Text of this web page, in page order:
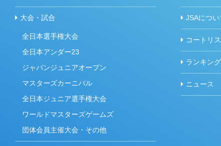
大会・試合
全日本選手権大会
全日本アンダー23
ジャパンジュニアオープン
マスターズカーニバル
全日本ジュニア選手権大会
ワールドマスターズゲームズ
団体会員主催大会・その他
JSAについ
コートリ
ランキング
ニュース